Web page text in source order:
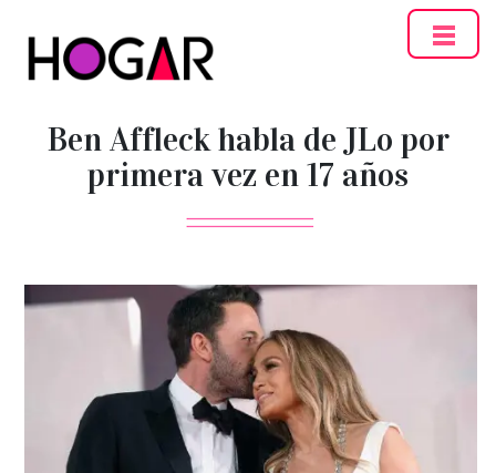
Ben Affleck habla de JLo por
primera vez en 17 años